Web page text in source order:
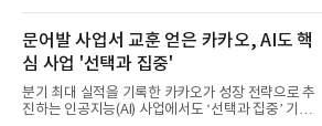
는 조종사가 휴대하는 명령통신장치(PDU, P
체별로 엇갈린 가운데 하반기 신작 흥행과 해외 시장
성과가 실적을 좌우할 핵심 변수로 떠오르고 있다.8일
업계에 따르면 올해 상반기 게임업계는 기업별 성적
표가 크게 갈렸다. 대표적으로 크래프톤은 'PUBG: 배
틀그라운드'의 안정적인 성장에 힘입어 상반기 연결
기준 매출 2조6616억원, 영업이익 9725억원으로 역
대 최대 실적을 기록했다. 엔씨도 올해 출시한 '아이온
문어발 사업서 교훈 얻은 카카오, AI도 핵
심 사업 '선택과 집중'
분기 최대 실적을 기록한 카카오가 성장 전략으로 추
진하는 인공지능(AI) 사업에서도 ‘선택과 집중’ 기조